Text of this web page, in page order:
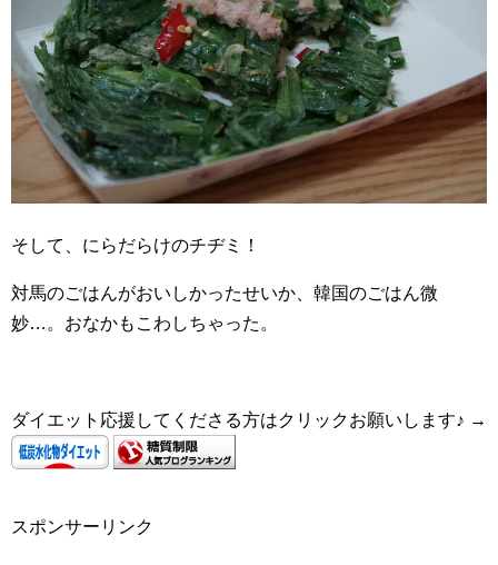
そして、にらだらけのチヂミ！
対馬のごはんがおいしかったせいか、韓国のごはん微
妙…。おなかもこわしちゃった。
ダイエット応援してくださる方はクリックお願いします♪ →
スポンサーリンク